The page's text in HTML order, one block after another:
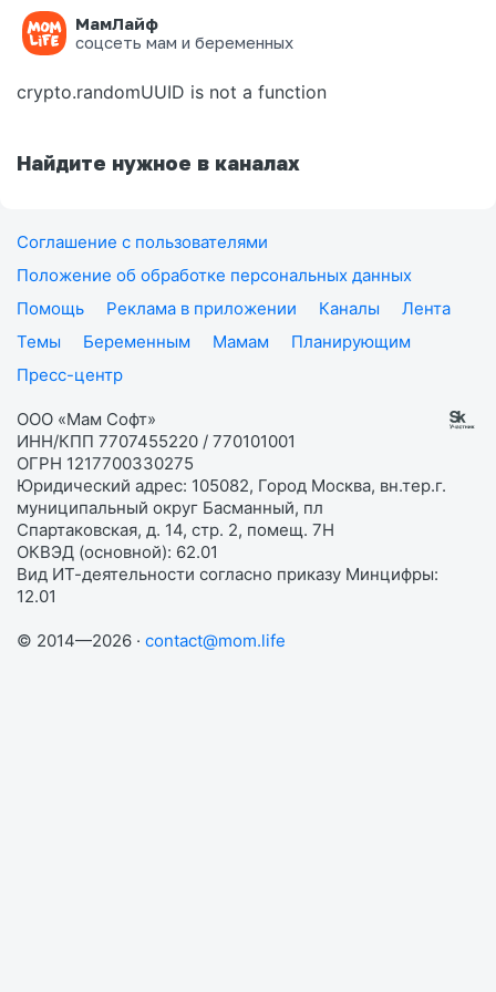
МамЛайф
соцсеть мам и беременных
Ошибка на странице
crypto.randomUUID is not a function
Найдите нужное в каналах
Соглашение с пользователями
Положение об обработке персональных данных
Помощь
Реклама в приложении Каналы
Лента
Темы
Беременным Мамам
Планирующим
Пресс-центр
ООО «Мам Софт»
ИНН/КПП 7707455220 / 770101001
ОГРН 1217700330275
Юридический адрес: 105082, Город Москва, вн.тер.г.
муниципальный округ Басманный, пл
Спартаковская, д. 14, стр. 2, помещ. 7Н
ОКВЭД (основной): 62.01
Вид ИТ-деятельности согласно приказу Минцифры:
12.01
© 2014—2026 · contact@mom.life